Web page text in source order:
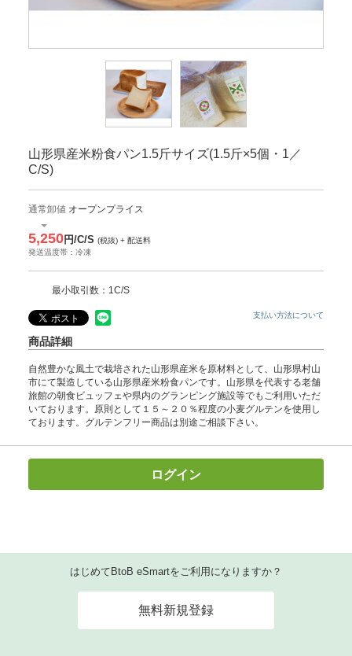
山形県産米粉食パン1.5斤サイズ(1.5斤×5個・1／
C/S)
通常卸値 オープンプライス
5,250円/C/S (税抜) + 配送料
発送温度帯：冷凍
最小取引数：1C/S
支払い方法について
商品詳細
自然豊かな風土で栽培された山形県産米を原材料として、山形県村山
市にて製造している山形県産米粉食パンです。山形県を代表する老舗
旅館の朝食ビュッフェや県内のグランピング施設等でもご利用いただ
いております。原則として１５～２０％程度の小麦グルテンを使用し
ております。グルテンフリー商品は別途ご相談下さい。
ログイン
はじめてBtoB eSmartをご利用になりますか？
無料新規登録